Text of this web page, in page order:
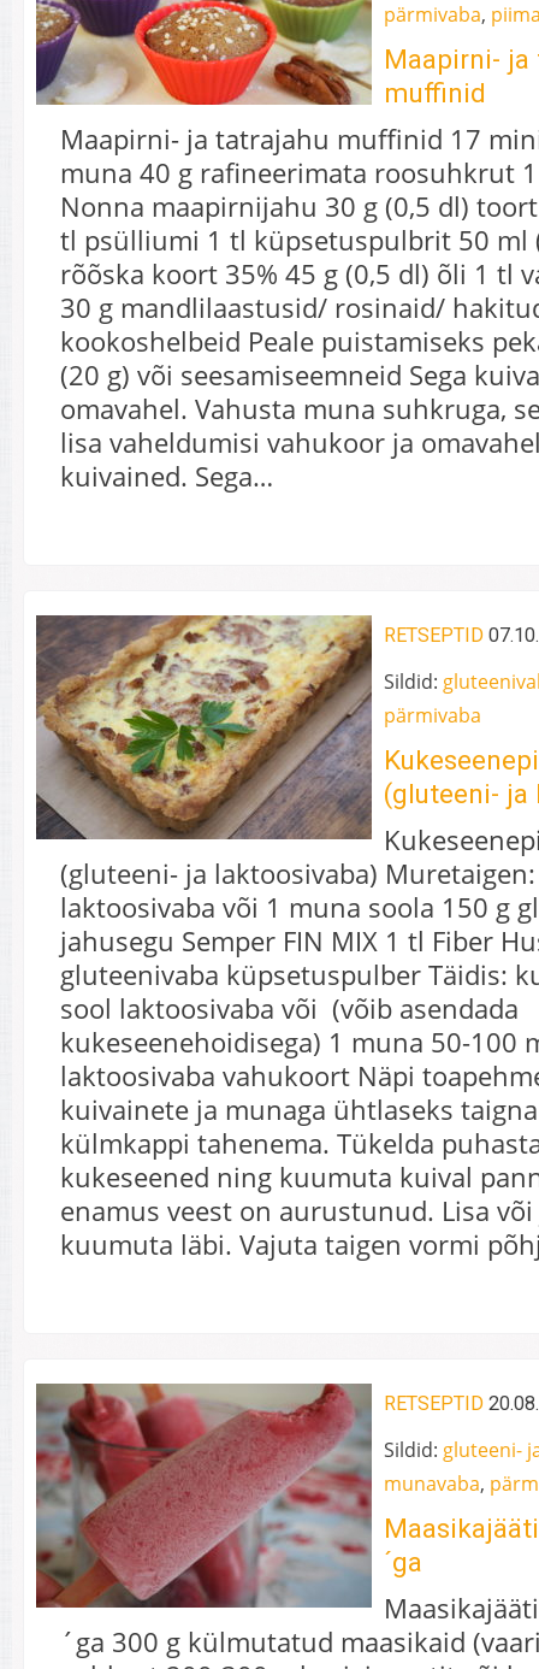
pärmivaba,
Maapirni- ja
muffinid
Maapirni- ja tatrajahu muffinid 17
muna 40 g rafineerimata roosuhkrut
Nonna maapirnijahu 30 g (0,5 dl)
tl psülliumi 1 tl küpsetuspulbrit 50 ml
rõõska koort 35% 45 g (0,5 dl) õli 1 tl
30 g mandlilaastusid/ rosinaid/
kookoshelbeid Peale puistamiseks
(20 g) või seesamiseemneid Sega
omavahel. Vahusta muna suhkruga,
lisa vaheldumisi vahukoor ja
kuivained. Sega…
RETSEPTID
Sildid:
pärmivaba
(gluteeni- ja
(gluteeni- ja laktoosivaba)
laktoosivaba või 1 muna soola 150 g
jahusegu Semper FIN MIX 1 tl Fiber
gluteenivaba küpsetuspulber Täidis:
sool laktoosivaba või (võib asendada
kukeseenehoidisega) 1 muna 50-100
laktoosivaba vahukoort Näpi
kuivainete ja munaga ühtlaseks
külmkappi tahenema. Tükelda
kukeseened ning kuumuta kuival
enamus veest on aurustunud. Lisa
kuumuta läbi. Vajuta taigen vormi
RETSEPTID
Sildid: gluteeni-
munavaba,
´ga
´ga 300 g külmutatud maasikaid